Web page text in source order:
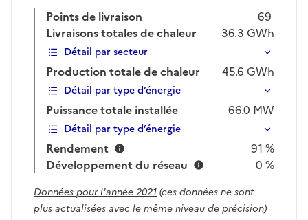
Points de livraison
69
Livraisons totales de chaleur
36.3 GWh
Détail par secteur
Production totale de chaleur 45.6 GWh
Détail par type d’énergie
Puissance totale installée 66.0 MW
Détail par type d’énergie
Rendement
91 %
Développement du réseau
0 %
Données pour l'année 2021(ces données ne sont
plus actualisées avec le même niveau de précision)